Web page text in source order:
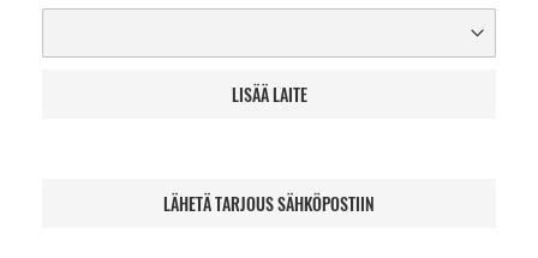
LISÄÄ LAITE
LÄHETÄ TARJOUS SÄHKÖPOSTIIN